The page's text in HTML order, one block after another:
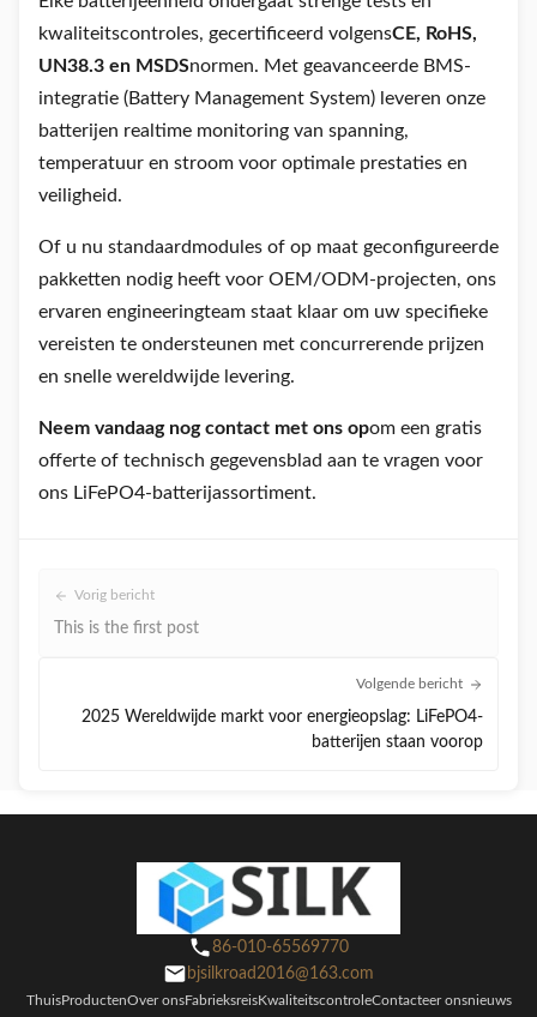
kwaliteitscontroles, gecertificeerd volgensCE, RoHS,
UN38.3 en MSDSnormen. Met geavanceerde BMS-
integratie (Battery Management System) leveren onze
batterijen realtime monitoring van spanning,
temperatuur en stroom voor optimale prestaties en
veiligheid.
Of u nu standaardmodules of op maat geconfigureerde
pakketten nodig heeft voor OEM/ODM-projecten, ons
ervaren engineeringteam staat klaar om uw specifieke
vereisten te ondersteunen met concurrerende prijzen
en snelle wereldwijde levering.
Neem vandaag nog contact met ons opom een ​​gratis
offerte of technisch gegevensblad aan te vragen voor
ons LiFePO4-batterijassortiment.
Vorig bericht
This is the first post
Volgende bericht
2025 Wereldwijde markt voor energieopslag: LiFePO4-
batterijen staan voorop
86-010-65569770
bjsilkroad2016@163.com
ThuisProductenOver onsFabrieksreisKwaliteitscontroleContacteer onsnieuws